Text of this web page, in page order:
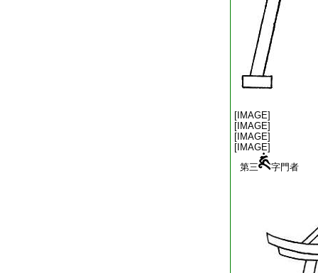
[IMAGE]
[IMAGE]
[IMAGE]
[IMAGE]
第三
字門者